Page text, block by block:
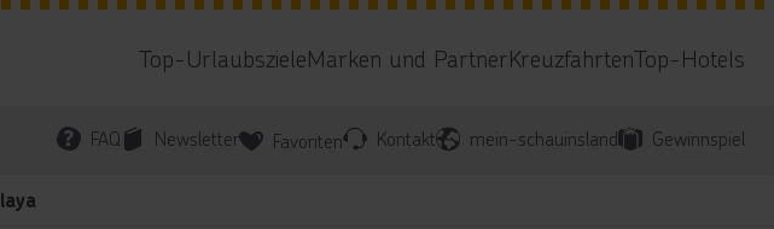
Top-UrlaubszieleMarken und PartnerKreuzfahrtenTop-Hotels
FAQ Newsletter Favoriten Kontakt mein-schauinsland Gewinnspiel